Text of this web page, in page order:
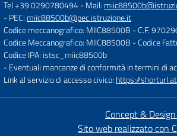
Tel +39 0290780494- Mail:
- PEC: miic88500b@pec.istruzione.it
Codice meccanografico: MIIC88500B - C.F.
Codice Meccanografico: MIIC88500B - Codice
Codice IPA: istsc_miic88500b
- Eventuali mancanze di conformità in termini di
Link al servizio di accesso civico: https://
Concept &
Sito web realizzato con